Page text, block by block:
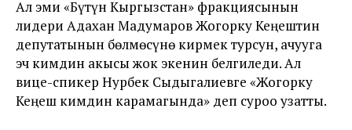
Ал эми «Бүтүн Кыргызстан» фракциясынын
лидери Адахан Мадумаров Жогорку Кеңештин
депутатынын бөлмөсүнө кирмек турсун, ачууга
эч кимдин акысы жок экенин белгиледи. Ал
вице-спикер Нурбек Сыдыгалиевге «Жогорку
Кеңеш кимдин карамагында» деп суроо узатты.